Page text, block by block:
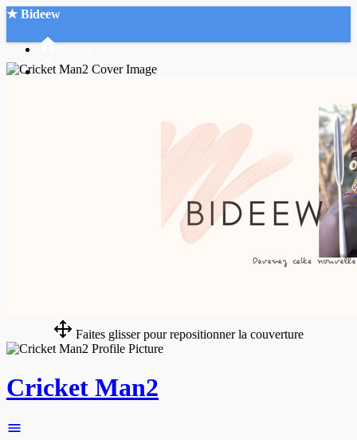
★ Bideew
Faites glisser pour repositionner la couverture
Cricket Man2